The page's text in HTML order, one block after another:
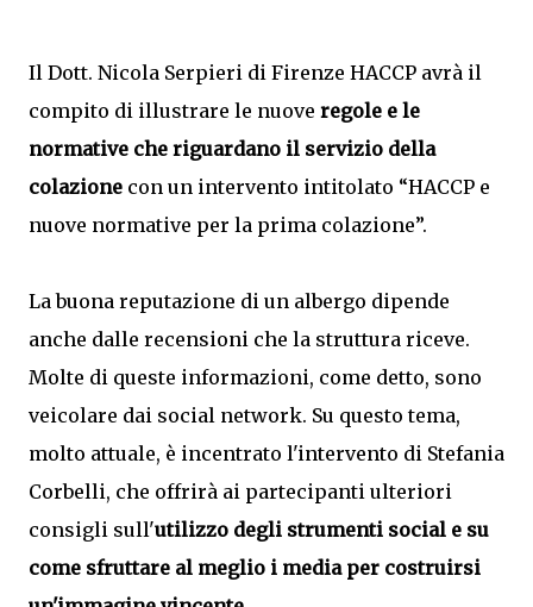
Il Dott. Nicola Serpieri di Firenze HACCP avrà il
compito di illustrare le nuove regole e le
normative che riguardano il servizio della
colazione con un intervento intitolato “HACCP e
nuove normative per la prima colazione”.
La buona reputazione di un albergo dipende
anche dalle recensioni che la struttura riceve.
Molte di queste informazioni, come detto, sono
veicolare dai social network. Su questo tema,
molto attuale, è incentrato l'intervento di Stefania
Corbelli, che offrirà ai partecipanti ulteriori
consigli sull'utilizzo degli strumenti social e su
come sfruttare al meglio i media per costruirsi